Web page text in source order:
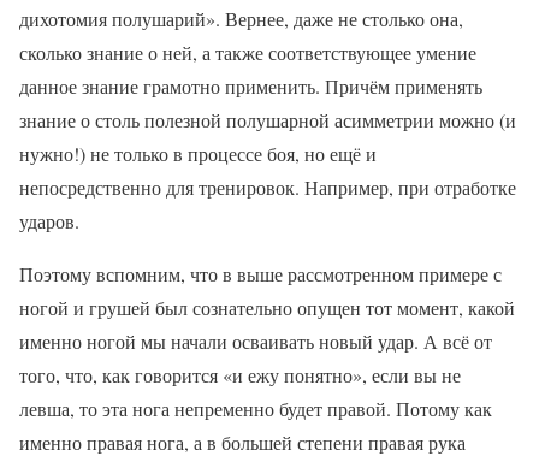
дихотомия полушарий». Вернее, даже не столько она,
сколько знание о ней, а также соответствующее умение
данное знание грамотно применить. Причём применять
знание о столь полезной полушарной асимметрии можно (и
нужно!) не только в процессе боя, но ещё и
непосредственно для тренировок. Например, при отработке
ударов.
Поэтому вспомним, что в выше рассмотренном примере с
ногой и грушей был сознательно опущен тот момент, какой
именно ногой мы начали осваивать новый удар. А всё от
того, что, как говорится «и ежу понятно», если вы не
левша, то эта нога непременно будет правой. Потому как
именно правая нога, а в большей степени правая рука